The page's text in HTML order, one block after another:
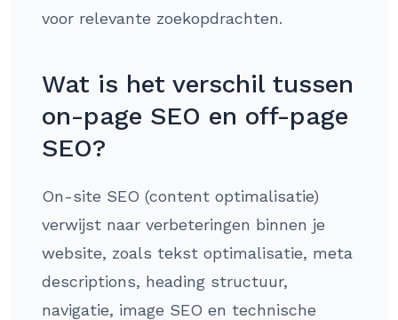
voor relevante zoekopdrachten.
Wat is het verschil tussen
on-page SEO en off-page
SEO?
On-site SEO (content optimalisatie)
verwijst naar verbeteringen binnen je
website, zoals tekst optimalisatie, meta
descriptions, heading structuur,
navigatie, image SEO en technische